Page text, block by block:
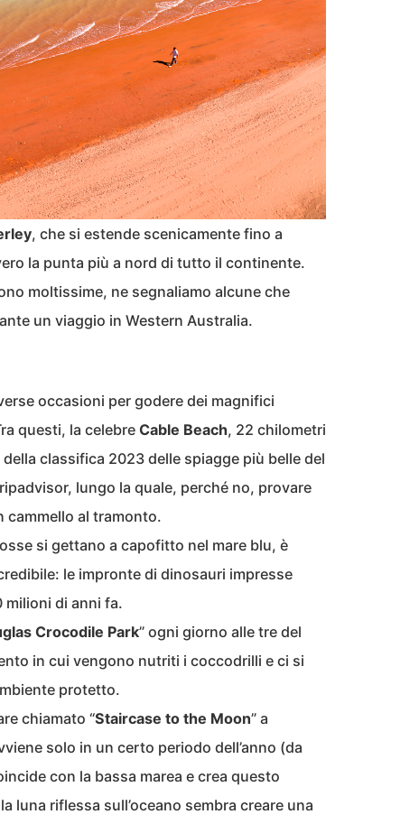
, che si estende scenicamente fino a
la punta più a nord di tutto il continente.
moltissime, ne segnaliamo alcune che
un viaggio in Western Australia.
occasioni per godere dei magnifici
questi, la celebre Cable Beach, 22 chilometri
classifica 2023 delle spiagge più belle del
lungo la quale, perché no, provare
cammello al tramonto.
si gettano a capofitto nel mare blu, è
le impronte di dinosauri impresse
milioni di anni fa.
Crocodile Park” ogni giorno alle tre del
in cui vengono nutriti i coccodrilli e ci si
protetto.
chiamato “Staircase to the Moon” a
solo in un certo periodo dell’anno (da
con la bassa marea e crea questo
riflessa sull’oceano sembra creare una